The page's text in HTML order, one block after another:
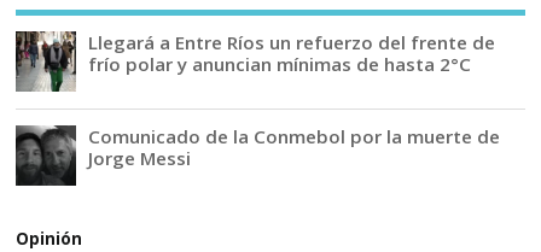
Llegará a Entre Ríos un refuerzo del frente de
frío polar y anuncian mínimas de hasta 2°C
Comunicado de la Conmebol por la muerte de
Jorge Messi
Opinión